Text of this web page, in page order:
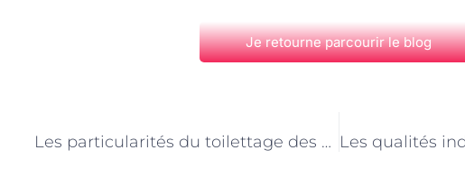
Je retourne parcourir le blog
Les particularités du toilettage des animaux de ferme : astuces d’un professionnel